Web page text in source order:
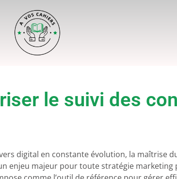
le suivi des
digital en constante évolution, la maîtrise
enjeu majeur pour toute stratégie marketing